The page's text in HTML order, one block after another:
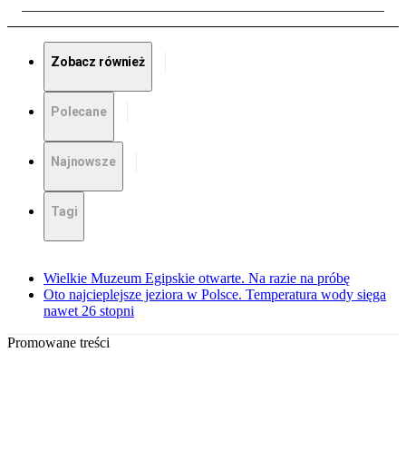
Zobacz również
Polecane
Najnowsze
Tagi
Wielkie Muzeum Egipskie otwarte. Na razie na próbę
Oto najcieplejsze jeziora w Polsce. Temperatura wody sięga
nawet 26 stopni
Promowane treści